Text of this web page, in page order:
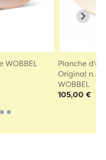
WOBBEL
Planche
Original n...
WOBBEL
105,00 €